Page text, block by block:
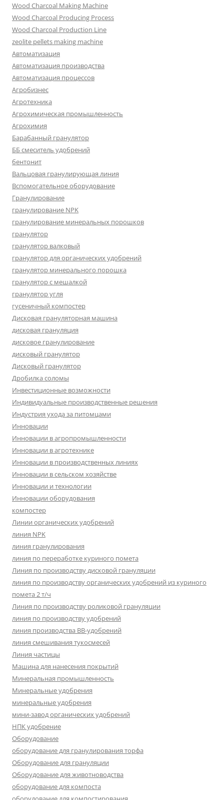
Wood Charcoal Making Machine
Wood Charcoal Producing Process
Wood Charcoal Production Line
zeolite pellets making machine
Автоматизация
Автоматизация производства
Автоматизация процессов
Агробизнес
Агротехника
Агрохимическая промышленность
Агрохимия
Барабанный гранулятор
ББ смеситель удобрений
бентонит
Вальцовая гранулирующая линия
Вспомогательное оборудование
Гранулирование
гранулирование NPK
гранулирование минеральных порошков
гранулятор
гранулятор валковый
гранулятор для органических удобрений
гранулятор минерального порошка
гранулятор с мешалкой
гранулятор угля
гусеничный компостер
Дисковая грануляторная машина
дисковая грануляция
дисковое гранулирование
дисковый гранулятор
Дисковый гранулятор
Дробилка соломы
Инвестиционные возможности
Индивидуальные производственные решения
Индустрия ухода за питомцами
Инновации
Инновации в агропромышленности
Инновации в агротехнике
Инновации в производственных линиях
Инновации в сельском хозяйстве
Инновации и технологии
Инновации оборудования
компостер
Линии органических удобрений
линия NPK
линия гранулирования
линия по переработке куриного помета
Линия по производству дисковой грануляции
линия по производству органических удобрений из куриного
помета 2 т/ч
Линия по производству роликовой грануляции
линия по производству удобрений
линия производства BB-удобрений
линия смешивания тукосмесей
Линия частицы
Машина для нанесения покрытий
Минеральная промышленность
Минеральные удобрения
минеральные удобрения
мини-завод органических удобрений
НПК удобрение
Оборудование
оборудование для гранулирования торфа
Оборудование для грануляции
Оборудование для животноводства
оборудование для компоста